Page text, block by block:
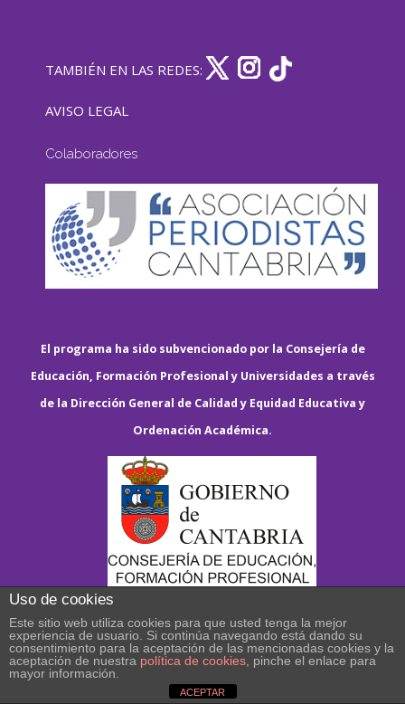
TAMBIÉN EN LAS REDES:
AVISO LEGAL
Colaboradores
El programa ha sido subvencionado por la Consejería de
Educación, Formación Profesional y Universidades a través
de la Dirección General de Calidad y Equidad Educativa y
Ordenación Académica.
Uso de cookies
Este sitio web utiliza cookies para que usted tenga la mejor
experiencia de usuario. Si continúa navegando está dando su
consentimiento para la aceptación de las mencionadas cookies y la
aceptación de nuestra política de cookies , pinche el enlace para
mayor información.
ACEPTAR